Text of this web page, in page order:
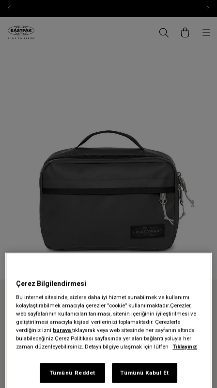
Anasayfa Özel koleksiyonlar
Tarp
ROAD KIT TARP BLACK2 SEYAHAT ÇANTASI
ROAD KIT TARP BLACK2
SEYAHAT ÇANTASI
2.899,00 TL
Tarp Black2
Çerez Bilgilendirmesi
Bu internet sitesinde, sizlere daha iyi hizmet sunabilmek ve kullanımı
kolaylaştırabilmek amacıyla çerezler ”cookie” kullanılmaktadır.Çerezler,
web sayfalarının kullanıcıları tanıması, sitenin içeriğinin iyileştirilmesi ve
geliştirilmesi amacıyla kişisel verilerinizi toplamaktadır. Çerezlerle
verdiğiniz izni burayatıklayarak veya web sitesinde her sayfanın altında
bulabileceğiniz Çerez Politikası sayfasında yer alan bağlantı yoluyla her
zaman düzenleyebilirsiniz. Detaylı bilgiye ulaşmak için lütfen
Tıklayınız
Tümünü Reddet Tümünü Kabul Et